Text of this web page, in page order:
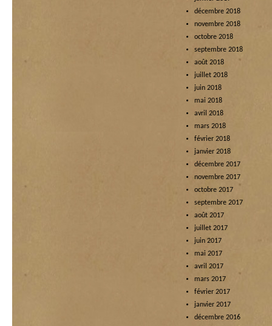
décembre 2018
novembre 2018
octobre 2018
septembre 2018
août 2018
juillet 2018
juin 2018
mai 2018
avril 2018
mars 2018
février 2018
janvier 2018
décembre 2017
novembre 2017
octobre 2017
septembre 2017
août 2017
juillet 2017
juin 2017
mai 2017
avril 2017
mars 2017
février 2017
janvier 2017
décembre 2016